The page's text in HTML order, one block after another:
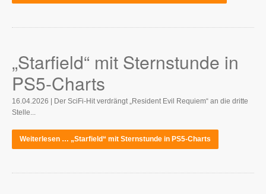
„Starfield“ mit Sternstunde in
PS5-Charts
16.04.2026 | Der SciFi-Hit verdrängt „Resident Evil Requiem“ an die dritte
Stelle...
Weiterlesen … „Starfield“ mit Sternstunde in PS5-Charts